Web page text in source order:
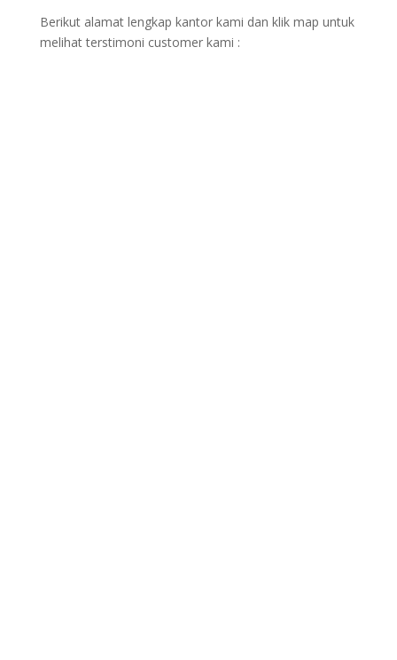
Berikut alamat lengkap kantor kami dan klik map untuk
melihat terstimoni customer kami :